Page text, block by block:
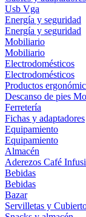
Usb Vga
Energía y seguridad
Energía y seguridad
Mobiliario
Mobiliario
Electrodomésticos
Electrodomésticos
Productos
Descanso de pies
Ferretería
Fichas y adaptadores
Equipamiento
Equipamiento
Almacén
Aderezos Café
Bebidas
Bebidas
Bazar
Servilletas y